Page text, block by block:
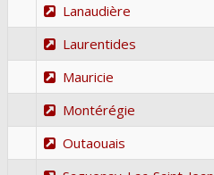
Lanaudière
Laurentides
Mauricie
Montérégie
Outaouais